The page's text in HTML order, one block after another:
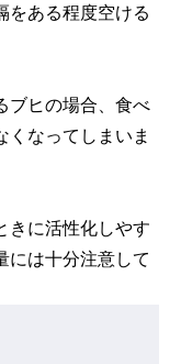
をある程度空ける
ブヒの場合、食べ
くなってしまいま
きに活性化しやす
には十分注意して